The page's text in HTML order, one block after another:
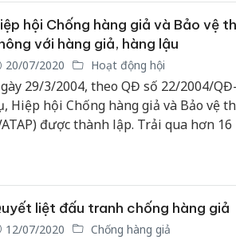
hội Chống hàng giả và Bảo vệ
với hàng giả, hàng lậu
20/07/2020 Hoạt động hội
29/3/2004, theo QĐ số 22/2004/
Hiệp hội Chống hàng giả và Bảo vệ
được thành lập. Trải qua hơn
thương hiệu cho DN.
liệt đấu tranh chống hàng giả
12/07/2020 Chống hàng giả